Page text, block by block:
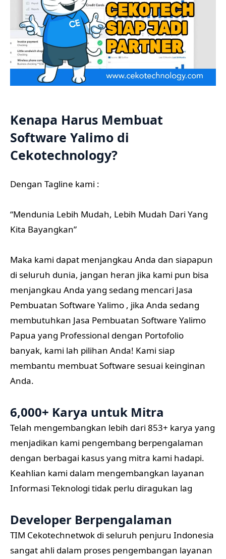
Kenapa Harus Membuat
Software Yalimo di
Cekotechnology?
Dengan Tagline kami :
“Mendunia Lebih Mudah, Lebih Mudah Dari Yang
Kita Bayangkan”
Maka kami dapat menjangkau Anda dan siapapun
di seluruh dunia, jangan heran jika kami pun bisa
menjangkau Anda yang sedang mencari Jasa
Pembuatan Software Yalimo , jika Anda sedang
membutuhkan Jasa Pembuatan Software Yalimo
Papua yang Professional dengan Portofolio
banyak, kami lah pilihan Anda! Kami siap
membantu membuat Software sesuai keinginan
Anda.
6,000+ Karya untuk Mitra
Telah mengembangkan lebih dari 853+ karya yang
menjadikan kami pengembang berpengalaman
dengan berbagai kasus yang mitra kami hadapi.
Keahlian kami dalam mengembangkan layanan
Informasi Teknologi tidak perlu diragukan lag
Developer Berpengalaman
TIM Cekotechnetwok di seluruh penjuru Indonesia
sangat ahli dalam proses pengembangan layanan